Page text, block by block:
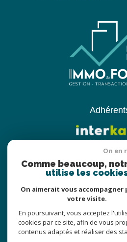
© 2022 Tous droits
Traduction powered by Google
Plan du site Nos
On en
Comme beaucoup,
utilise les
On aimerait vous accompagner
votre visite.
En poursuivant, vous acceptez
cookies par ce site, afin de vous
contenus adaptés et réaliser des